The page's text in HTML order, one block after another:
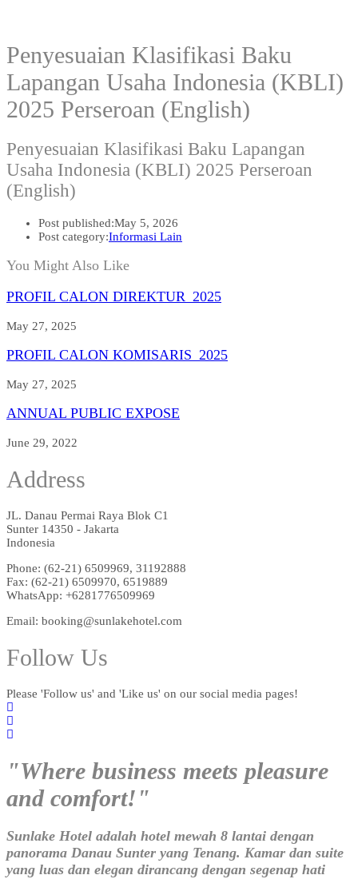
Penyesuaian Klasifikasi Baku
Lapangan Usaha Indonesia (KBLI)
2025 Perseroan (English)
Penyesuaian Klasifikasi Baku Lapangan
Usaha Indonesia (KBLI) 2025 Perseroan
(English)
Post published:May 5, 2026
Post category:Informasi Lain
You Might Also Like
PROFIL CALON DIREKTUR_2025
May 27, 2025
PROFIL CALON KOMISARIS_2025
May 27, 2025
ANNUAL PUBLIC EXPOSE
June 29, 2022
Address
JL. Danau Permai Raya Blok C1
Sunter 14350 - Jakarta
Indonesia
Phone: (62-21) 6509969, 31192888
Fax: (62-21) 6509970, 6519889
WhatsApp: +6281776509969
Email: booking@sunlakehotel.com
Follow Us
Please 'Follow us' and 'Like us' on our social media pages!
"Where business meets pleasure
and comfort!"
Sunlake Hotel adalah hotel mewah 8 lantai dengan
panorama Danau Sunter yang Tenang. Kamar dan suite
yang luas dan elegan dirancang dengan segenap hati